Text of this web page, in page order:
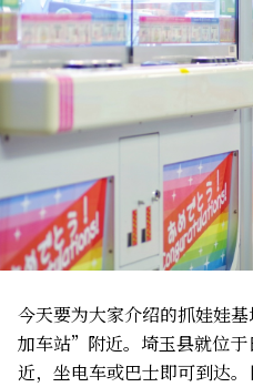
今天要为大家介绍的抓娃娃
加车站”附近。埼玉县就位
近，坐电车或巴士即可到达